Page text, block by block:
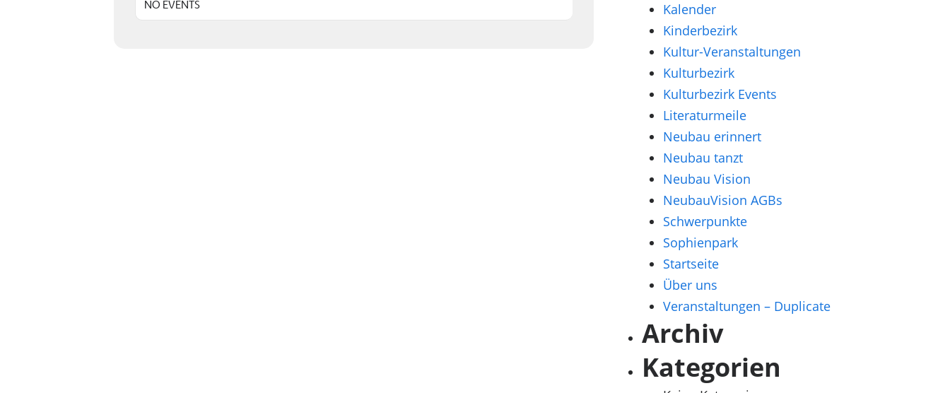
NO EVENTS
Kalender
Kinderbezirk
Kultur-Veranstaltungen
Kulturbezirk
Kulturbezirk Events
Literaturmeile
Neubau erinnert
Neubau tanzt
Neubau Vision
NeubauVision AGBs
Schwerpunkte
Sophienpark
Startseite
Über uns
Veranstaltungen – Duplicate
Archiv
Kategorien